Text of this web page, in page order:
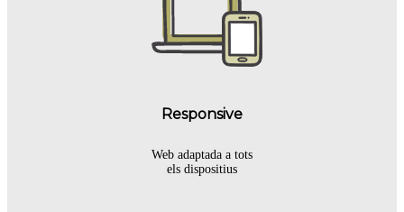
Responsive
Web adaptada a tots
els dispositius